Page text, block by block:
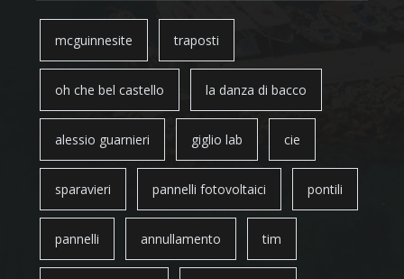
mcguinnesite traposti
oh che bel castello la danza di bacco
alessio guarnieri giglio lab cie
sparavieri pannelli fotovoltaici pontili
pannelli annullamento tim